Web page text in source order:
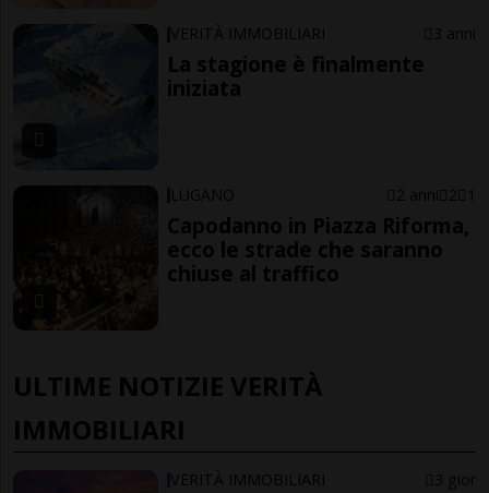
VERITÀ IMMOBILIARI 3 anni
La stagione è finalmente
iniziata
LUGANO 2 anni 2 1
Capodanno in Piazza Riforma,
ecco le strade che saranno
chiuse al traffico
ULTIME NOTIZIE VERITÀ
IMMOBILIARI
VERITÀ IMMOBILIARI 3 gior